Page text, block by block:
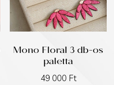
Mono Floral 3 db-os
paletta
49 000 Ft